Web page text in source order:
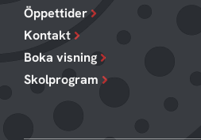
Öppettider
Kontakt
Boka visning
Skolprogram